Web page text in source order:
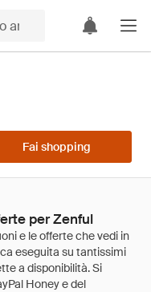
Fai shopping
per Zenful